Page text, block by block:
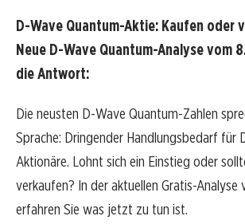
D-Wave Quantum-Aktie: Kaufen oder
Neue D-Wave Quantum-Analyse vom
die Antwort:
Die neusten D-Wave Quantum-Zahlen
Sprache: Dringender Handlungsbedarf für
Aktionäre. Lohnt sich ein Einstieg oder
verkaufen? In der aktuellen Gratis-Analyse
erfahren Sie was jetzt zu tun ist.